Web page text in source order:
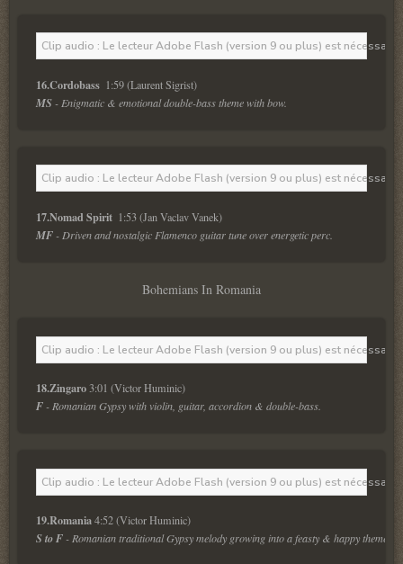
Clip audio : Le lecteur Adobe Flash (version 9 ou plus) est
16.Cordobass 1:59 (Laurent Sigrist)
MS - Enigmatic & emotional double-bass theme with bow.
Clip audio : Le lecteur Adobe Flash (version 9 ou plus) est
17.Nomad Spirit 1:53 (Jan Vaclav Vanek)
MF - Driven and nostalgic Flamenco guitar tune over energetic perc.
Bohemians In Romania
Clip audio : Le lecteur Adobe Flash (version 9 ou plus) est
18.Zingaro 3:01 (Victor Huminic)
F - Romanian Gypsy with violin, guitar, accordion & double-bass.
Clip audio : Le lecteur Adobe Flash (version 9 ou plus) est
19.Romania 4:52 (Victor Huminic)
S to F - Romanian traditional Gypsy melody growing into a feasty & happy theme.